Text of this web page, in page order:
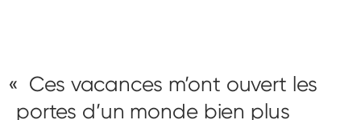
Ces vacances m’ont ouvert les
portes d’un monde bien plus